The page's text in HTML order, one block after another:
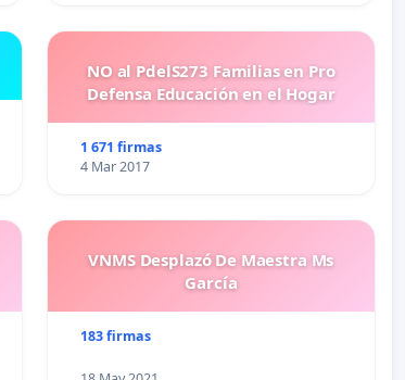
NO al PdelS273 Familias en Pro
Defensa Educación en el Hogar
1 671 firmas
4 Mar 2017
VNMS Desplazó De Maestra Ms
García
183 firmas